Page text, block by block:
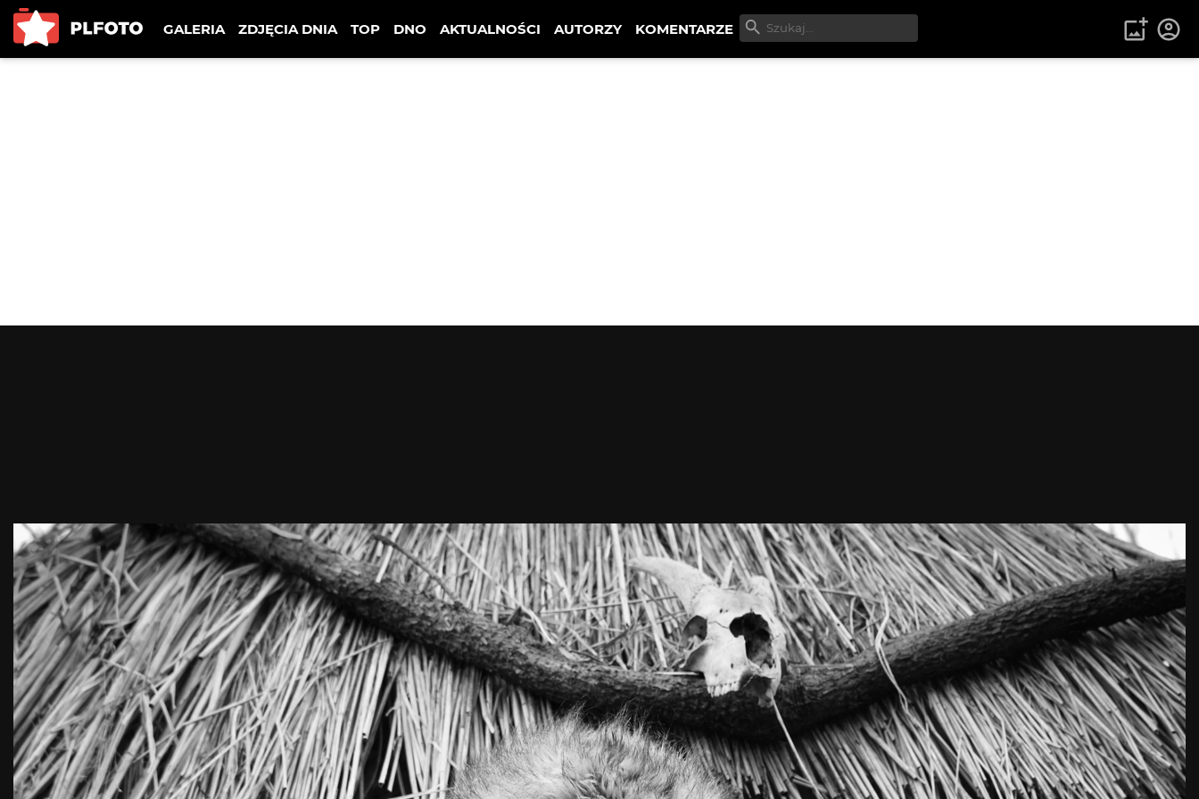
GALERIA ZDJĘCIA DNIA TOP DNO AKTUALNOŚCI AUTORZY KOMENTARZE